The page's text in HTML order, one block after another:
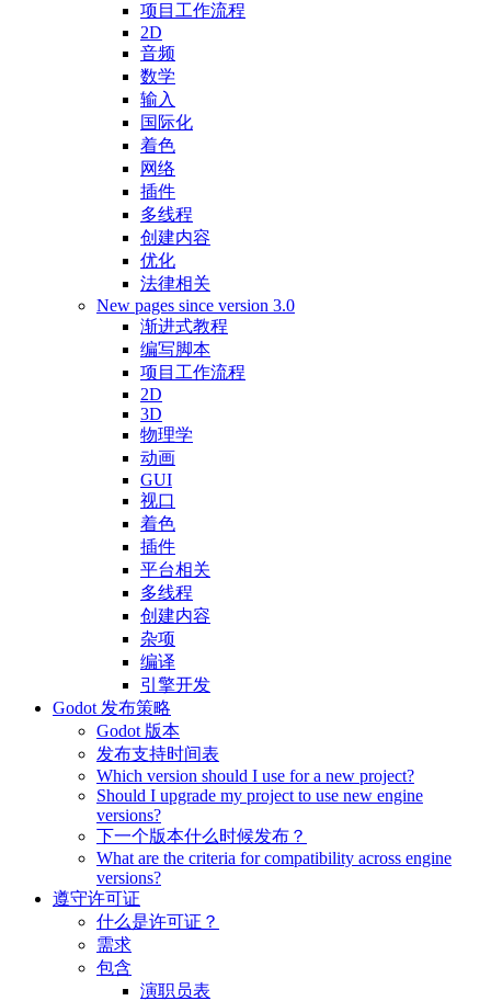
项目工作流程
2D
音频
数学
输入
国际化
着色
网络
插件
多线程
创建内容
优化
法律相关
New pages since version 3.0
渐进式教程
编写脚本
项目工作流程
2D
3D
物理学
动画
GUI
视口
着色
插件
平台相关
多线程
创建内容
杂项
编译
引擎开发
Godot 发布策略
Godot 版本
发布支持时间表
Which version should I use for a new project?
Should I upgrade my project to use new engine
versions?
下一个版本什么时候发布？
What are the criteria for compatibility across engine
versions?
遵守许可证
什么是许可证？
需求
包含
演职员表